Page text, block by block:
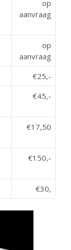
op
aanvraag
op
aanvraag
€25,-
€45,-
€17,50
€150,-
€30,